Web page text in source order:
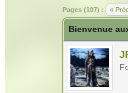
Pages (107) : «
Bienvenue